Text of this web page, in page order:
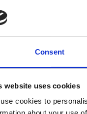
Consent
website uses cookies
cookies to
ik daar vaak iets
rol in haar
met een glimlach
vindt
hoort erbij.
alles netjes loopt
of iemand